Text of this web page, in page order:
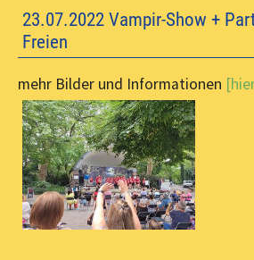
23.07.2022 Vampir-Show +
Freien
mehr Bilder und Informationen